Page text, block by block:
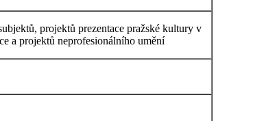
projektů prezentace pražské kultury v
a projektů neprofesionálního umění